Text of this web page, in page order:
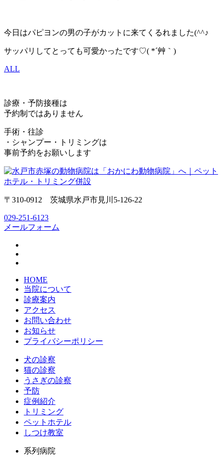
今日はパピヨンの男の子がカットに来てくるれました(^^♪
サッパリしてとっても可愛かったです♡( *´艸｀)
ALL
診療・予防接種は
予約制ではありません
手術・往診
・シャンプー・トリミングは
事前予約をお願いします
〒310-0912 茨城県水戸市見川5-126-22
029-251-6123
メールフォーム
HOME
当院について
診療案内
アクセス
お問い合わせ
お知らせ
プライバシーポリシー
犬の診察
猫の診察
うさぎの診察
予防
症例紹介
トリミング
ペットホテル
しつけ教室
系列病院